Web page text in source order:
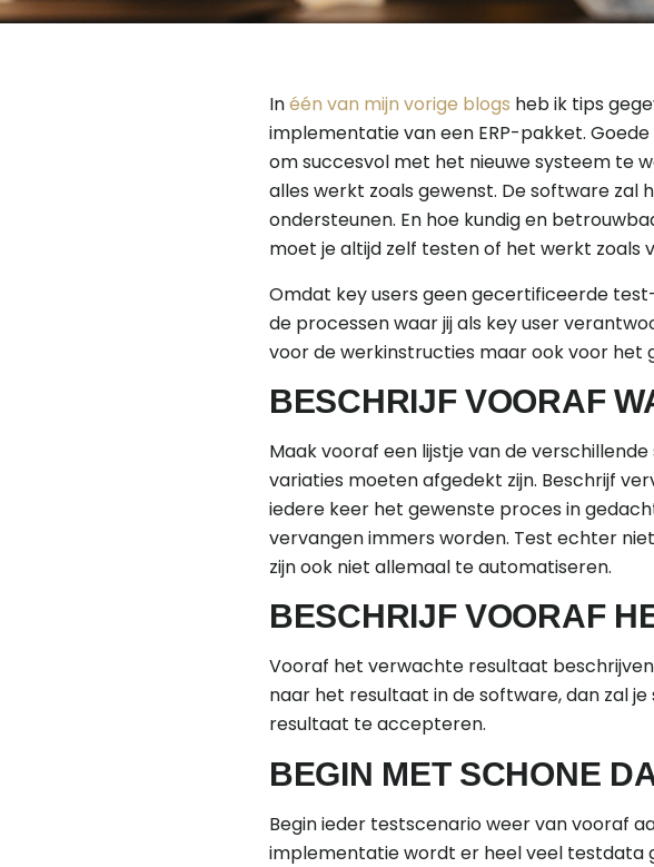
Inéén van mijn vorige blogs heb ik tips
implementatie van een ERP-pakket.
om succesvol met het nieuwe systeem te
alles werkt zoals gewenst. De software
ondersteunen. En hoe kundig en
moet je altijd zelf testen of het werkt zoals
Omdat key users geen gecertificeerde
de processen waar jij als key user
voor de werkinstructies maar ook voor het
BESCHRIJF VOORAF
Maak vooraf een lijstje van de
variaties moeten afgedekt zijn. Beschrijf
iedere keer het gewenste proces in
vervangen immers worden. Test echter
zijn ook niet allemaal te automatiseren.
BESCHRIJF VOORAF
Vooraf het verwachte resultaat
naar het resultaat in de software, dan zal
resultaat te accepteren.
BEGIN MET SCHONE
Begin ieder testscenario weer van vooraf
implementatie wordt er heel veel testdata